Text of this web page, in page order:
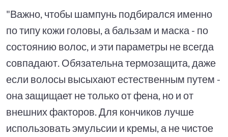
"Важно, чтобы шампунь подбирался именно
по типу кожи головы, а бальзам и маска - по
состоянию волос, и эти параметры не всегда
совпадают. Обязательна термозащита, даже
если волосы высыхают естественным путем -
она защищает не только от фена, но и от
внешних факторов. Для кончиков лучше
использовать эмульсии и кремы, а не чистое